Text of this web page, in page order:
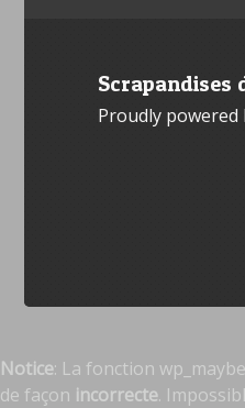
Scrapandises
Proudly powered
Notice: La fonction
de façon incorrecte.